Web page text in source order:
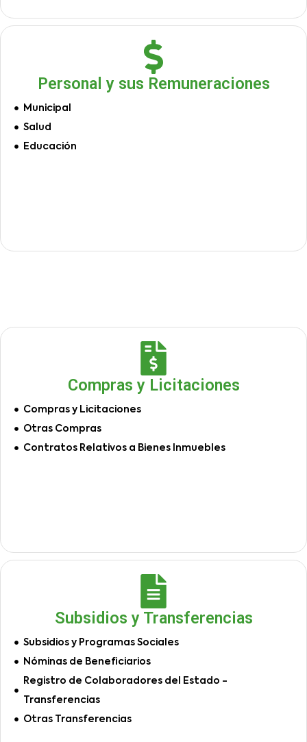
Personal y sus Remuneraciones
Municipal
Salud
Educación
Compras y Licitaciones
Compras y Licitaciones
Otras Compras
Contratos Relativos a Bienes Inmuebles
Subsidios y Transferencias
Subsidios y Programas Sociales
Nóminas de Beneficiarios
Registro de Colaboradores del Estado -
Transferencias
Otras Transferencias